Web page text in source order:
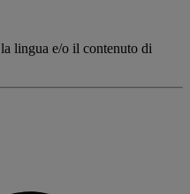
lingua e/o il contenuto di